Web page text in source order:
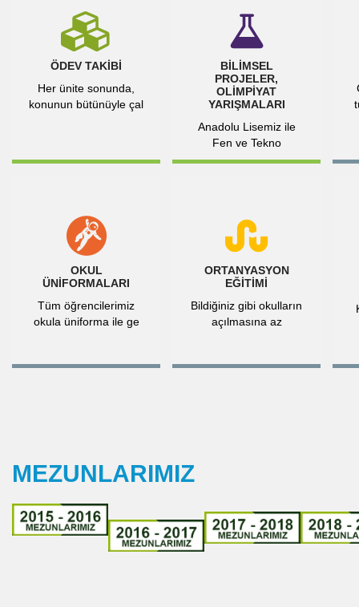
ÖDEV TAKİBİ
Her ünite sonunda,
konunun bütünüyle çal
BİLİMSEL
PROJELER,
OLİMPİYAT
YARIŞMALARI
Anadolu Lisemiz ile
Fen ve Tekno
OKUL
ÜNİFORMALARI
Tüm öğrencilerimiz
okula üniforma ile ge
ORTANYASYON
EĞİTİMİ
Bildiğiniz gibi okulların
açılmasına az
MEZUNLARIMIZ